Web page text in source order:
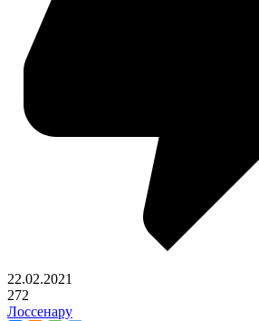
22.02.2021
272
Лоссенару